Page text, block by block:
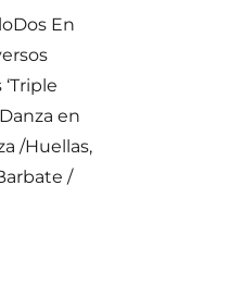
En
en
/Huellas,
/